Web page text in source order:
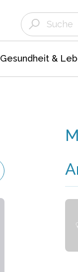
Gesundheit &